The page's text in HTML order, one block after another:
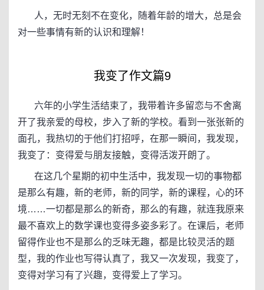
人，无时无刻不在变化，随着年龄的增大，总是会
对一些事情有新的认识和理解！
我变了作文篇9
六年的小学生活结束了，我带着许多留恋与不舍离
开了我亲爱的母校，步入了新的学校。看到一张张新的
面孔，我热切的于他们打招呼，在那一瞬间，我发现，
我变了：变得爱与朋友接触，变得活泼开朗了。
在这几个星期的初中生活中，我发现一切的事物都
是那么有趣，新的老师，新的同学，新的课程，心的环
境……一切都是那么的新奇，那么的有趣，就连我原来
最不喜欢上的数学课也变得多姿多彩了。在课后，老师
留得作业也不是那么的乏味无趣，都是比较灵活的题
型，我的作业也写得认真了，我又一次发现，我变了，
变得对学习有了兴趣，变得爱上了学习。